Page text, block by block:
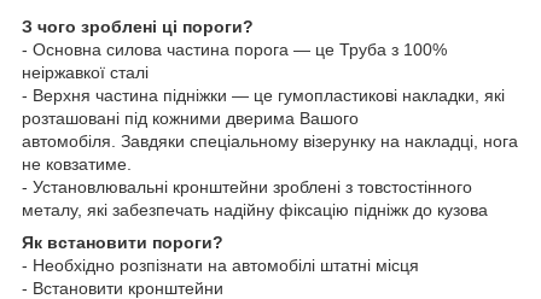
З чого зроблені ці пороги?
- Основна силова частина порога — це Труба з 100%
неіржавкої сталі
- Верхня частина підніжки — це гумопластикові накладки, які
розташовані під кожними дверима Вашого
автомобіля. Завдяки спеціальному візерунку на накладці, нога
не ковзатиме.
- Установлювальні кронштейни зроблені з товстостінного
металу, які забезпечать надійну фіксацію підніжк до кузова
Як встановити пороги?
- Необхідно розпізнати на автомобілі штатні місця
- Встановити кронштейни